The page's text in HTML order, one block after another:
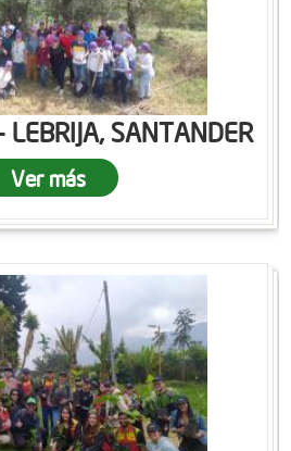
SANTANDER
Ver más